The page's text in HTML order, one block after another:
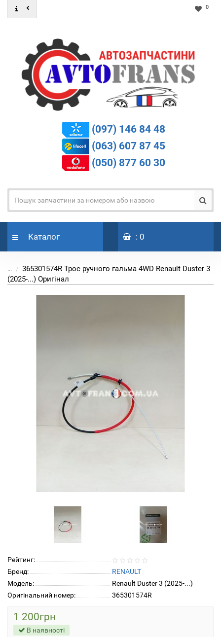
0
(097) 146 84 48
(063) 607 87 45
(050) 877 60 30
Каталог : 0
...
365301574R Трос ручного гальма 4WD Renault Duster 3
(2025-...) Оригінал
Рейтинг:
Бренд:
RENAULT
Модель:
Renault Duster 3 (2025-...)
Оригінальний номер:
365301574R
1 200грн
В наявності